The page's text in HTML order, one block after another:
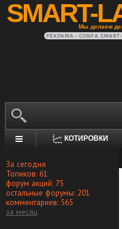
SMART-
Мы делаем
РЕКЛАМА • CONFA.SMART-
КОТИРОВКИ
За сегодня
Топиков: 61
форум акций: 75
остальные форумы: 201
комментариев: 565
за месяц